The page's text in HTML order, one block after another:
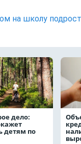
на школу
дело:
детям по